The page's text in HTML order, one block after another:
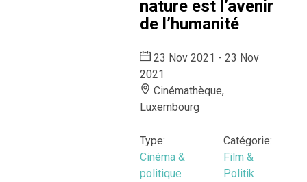
nature est l’avenir
de l’humanité
23 Nov 2021 - 23 Nov
2021
Cinémathèque,
Luxembourg
Type:
Cinéma &
politique
Catégorie:
Film &
Politik